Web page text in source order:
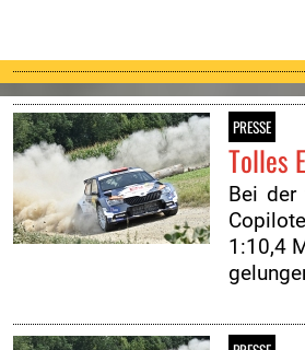
PRESSE
Tolles
Bei
1:10,4